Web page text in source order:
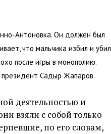
Антоновка. Он должен был
что мальчика избил и убил
после игры в монополию.
Садыр Жапаров.
деятельностью и
взяли с собой только
по его словам,